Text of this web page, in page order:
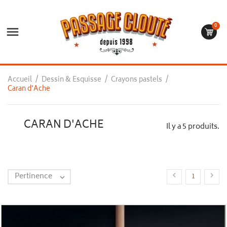
 0
Accueil Dessin & Esquisse Crayons pastels
Caran d'Ache
CARAN D'ACHE Il y a 5 produits.
Pertinence   1 